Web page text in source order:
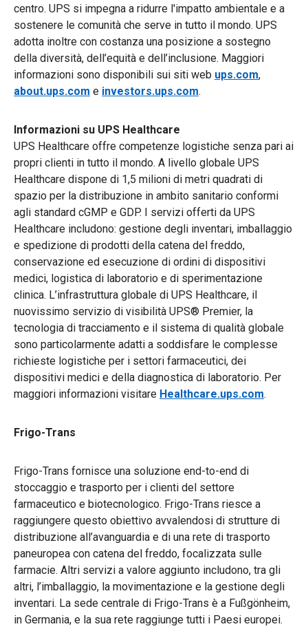
centro. UPS si impegna a ridurre l'impatto ambientale e a
sostenere le comunità che serve in tutto il mondo. UPS
adotta inoltre con costanza una posizione a sostegno
della diversità, dell’equità e dell’inclusione. Maggiori
informazioni sono disponibili sui siti web ups.com,
about.ups.com e investors.ups.com.
Informazioni su UPS Healthcare
UPS Healthcare offre competenze logistiche senza pari ai
propri clienti in tutto il mondo. A livello globale UPS
Healthcare dispone di 1,5 milioni di metri quadrati di
spazio per la distribuzione in ambito sanitario conformi
agli standard cGMP e GDP. I servizi offerti da UPS
Healthcare includono: gestione degli inventari, imballaggio
e spedizione di prodotti della catena del freddo,
conservazione ed esecuzione di ordini di dispositivi
medici, logistica di laboratorio e di sperimentazione
clinica. L’infrastruttura globale di UPS Healthcare, il
nuovissimo servizio di visibilità UPS® Premier, la
tecnologia di tracciamento e il sistema di qualità globale
sono particolarmente adatti a soddisfare le complesse
richieste logistiche per i settori farmaceutici, dei
dispositivi medici e della diagnostica di laboratorio. Per
maggiori informazioni visitare Healthcare.ups.com.
Frigo-Trans
Frigo-Trans fornisce una soluzione end-to-end di
stoccaggio e trasporto per i clienti del settore
farmaceutico e biotecnologico. Frigo-Trans riesce a
raggiungere questo obiettivo avvalendosi di strutture di
distribuzione all’avanguardia e di una rete di trasporto
paneuropea con catena del freddo, focalizzata sulle
farmacie. Altri servizi a valore aggiunto includono, tra gli
altri, l’imballaggio, la movimentazione e la gestione degli
inventari. La sede centrale di Frigo-Trans è a Fußgönheim,
in Germania, e la sua rete raggiunge tutti i Paesi europei.